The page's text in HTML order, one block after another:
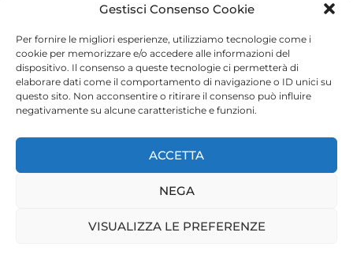
Gestisci Consenso Cookie
Per fornire le migliori esperienze, utilizziamo tecnologie come i
cookie per memorizzare e/o accedere alle informazioni del
dispositivo. Il consenso a queste tecnologie ci permetterà di
elaborare dati come il comportamento di navigazione o ID unici su
questo sito. Non acconsentire o ritirare il consenso può influire
negativamente su alcune caratteristiche e funzioni.
ACCETTA
NEGA
VISUALIZZA LE PREFERENZE
©2023 Tutti i diritti riservatiLazio Live TV